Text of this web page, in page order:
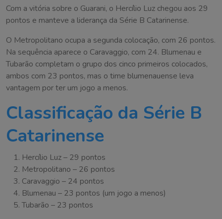
Com a vitória sobre o Guarani, o Hercílio Luz chegou aos 29
pontos e manteve a liderança da Série B Catarinense.
O Metropolitano ocupa a segunda colocação, com 26 pontos.
Na sequência aparece o Caravaggio, com 24. Blumenau e
Tubarão completam o grupo dos cinco primeiros colocados,
ambos com 23 pontos, mas o time blumenauense leva
vantagem por ter um jogo a menos.
Classificação da Série B
Catarinense
Hercílio Luz – 29 pontos
Metropolitano – 26 pontos
Caravaggio – 24 pontos
Blumenau – 23 pontos (um jogo a menos)
Tubarão – 23 pontos